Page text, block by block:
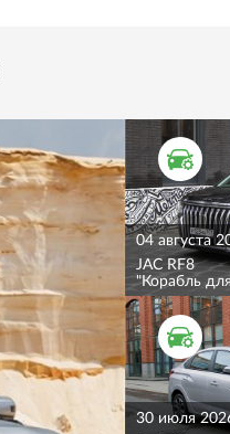
04 августа
JAC RF8
"Корабль
30 июля